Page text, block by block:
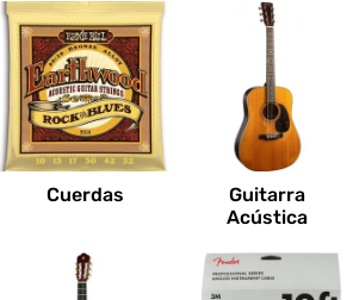
Cuerdas
Guitarra
Acústica